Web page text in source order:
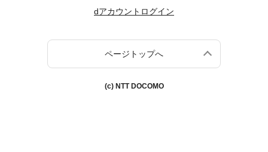
dアカウントログイン
ページトップへ
(c) NTT DOCOMO